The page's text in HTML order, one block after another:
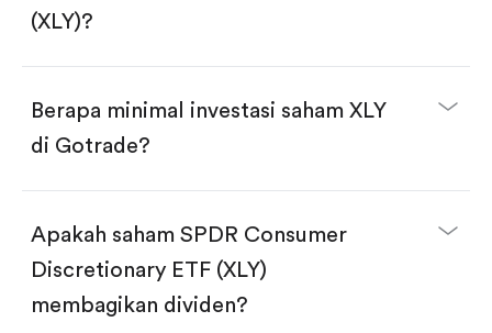
(XLY)?
Buka akun dan selesaikan KYC.
Lakukan deposit.
Cari kode "XLY", lalu klik "Trade".
Klik tombol "Buy".
Masukkan jumlah saham yang akan dibeli, terdapat
dua pilihan:
Berapa minimal investasi saham XLY
di Gotrade?
Apakah saham SPDR Consumer
Discretionary ETF (XLY)
membagikan dividen?